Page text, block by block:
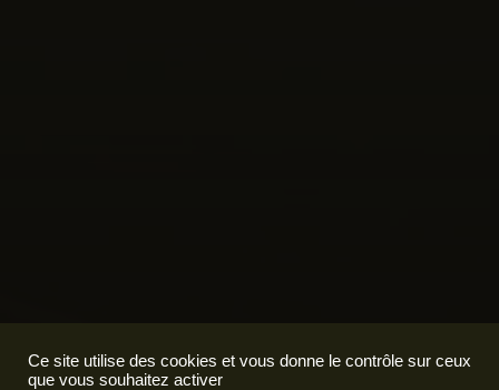
Ce site utilise des cookies et vous donne le contrôle sur ceux
que vous souhaitez activer